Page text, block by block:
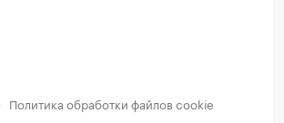
· Политика обработки файлов cookie